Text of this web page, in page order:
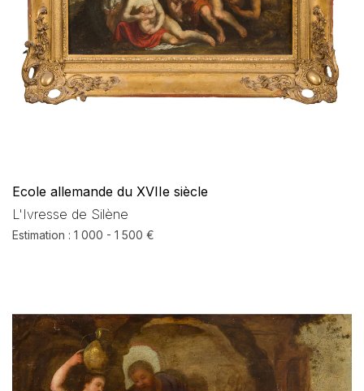
Ecole allemande du XVIIe siècle
L'Ivresse de Silène
Estimation : 1 000 - 1 500 €